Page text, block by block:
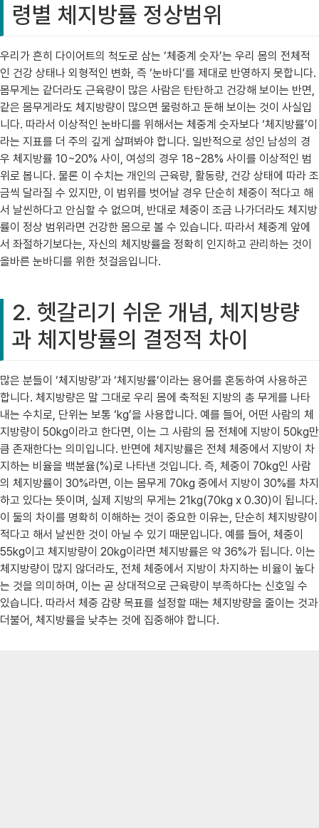
령별 체지방률 정상범위
우리가 흔히 다이어트의 척도로 삼는 ‘체중계 숫자’는 우리 몸의 전체적
인 건강 상태나 외형적인 변화, 즉 ‘눈바디’를 제대로 반영하지 못합니다.
몸무게는 같더라도 근육량이 많은 사람은 탄탄하고 건강해 보이는 반면,
같은 몸무게라도 체지방량이 많으면 물렁하고 둔해 보이는 것이 사실입
니다. 따라서 이상적인 눈바디를 위해서는 체중계 숫자보다 ‘체지방률’이
라는 지표를 더 주의 깊게 살펴봐야 합니다. 일반적으로 성인 남성의 경
우 체지방률 10~20% 사이, 여성의 경우 18~28% 사이를 이상적인 범
위로 봅니다. 물론 이 수치는 개인의 근육량, 활동량, 건강 상태에 따라 조
금씩 달라질 수 있지만, 이 범위를 벗어날 경우 단순히 체중이 적다고 해
서 날씬하다고 안심할 수 없으며, 반대로 체중이 조금 나가더라도 체지방
률이 정상 범위라면 건강한 몸으로 볼 수 있습니다. 따라서 체중계 앞에
서 좌절하기보다는, 자신의 체지방률을 정확히 인지하고 관리하는 것이
올바른 눈바디를 위한 첫걸음입니다.
2. 헷갈리기 쉬운 개념, 체지방량
과 체지방률의 결정적 차이
많은 분들이 ‘체지방량’과 ‘체지방률’이라는 용어를 혼동하여 사용하곤
합니다. 체지방량은 말 그대로 우리 몸에 축적된 지방의 총 무게를 나타
내는 수치로, 단위는 보통 ‘kg’을 사용합니다. 예를 들어, 어떤 사람의 체
지방량이 50kg이라고 한다면, 이는 그 사람의 몸 전체에 지방이 50kg만
큼 존재한다는 의미입니다. 반면에 체지방률은 전체 체중에서 지방이 차
지하는 비율을 백분율(%)로 나타낸 것입니다. 즉, 체중이 70kg인 사람
의 체지방률이 30%라면, 이는 몸무게 70kg 중에서 지방이 30%를 차지
하고 있다는 뜻이며, 실제 지방의 무게는 21kg(70kg x 0.30)이 됩니다.
이 둘의 차이를 명확히 이해하는 것이 중요한 이유는, 단순히 체지방량이
적다고 해서 날씬한 것이 아닐 수 있기 때문입니다. 예를 들어, 체중이
55kg이고 체지방량이 20kg이라면 체지방률은 약 36%가 됩니다. 이는
체지방량이 많지 않더라도, 전체 체중에서 지방이 차지하는 비율이 높다
는 것을 의미하며, 이는 곧 상대적으로 근육량이 부족하다는 신호일 수
있습니다. 따라서 체중 감량 목표를 설정할 때는 체지방량을 줄이는 것과
더불어, 체지방률을 낮추는 것에 집중해야 합니다.